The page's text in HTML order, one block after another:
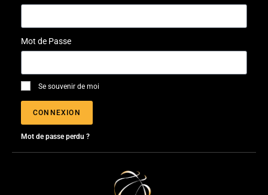
Mot de Passe
Se souvenir de moi
CONNEXION
Mot de passe perdu ?